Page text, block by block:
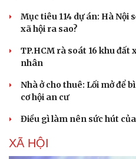
Mục tiêu 114 dự án: Hà Nội
xã hội ra sao?
TP.HCM rà soát 16 khu
nhân
Nhà ở cho thuê: Lối mở để
cơ hội an cư
Điều gì làm nên sức hút
XÃ HỘI